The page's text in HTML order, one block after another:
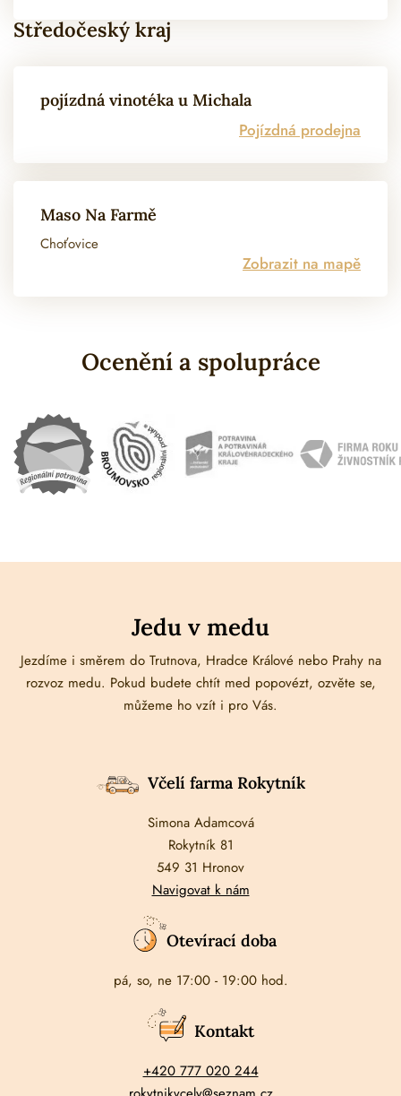
Středočeský kraj
pojízdná vinotéka u Michala
Pojízdná prodejna
Maso Na Farmě
Choťovice
Zobrazit na mapě
Ocenění a spolupráce
Jedu v medu
Jezdíme i směrem do Trutnova, Hradce Králové nebo Prahy na
rozvoz medu. Pokud budete chtít med popovézt, ozvěte se,
můžeme ho vzít i pro Vás.
Včelí farma Rokytník
Simona Adamcová
Rokytník 81
549 31 Hronov
Navigovat k nám
Otevírací doba
pá, so, ne 17:00 - 19:00 hod.
Kontakt
+420 777 020 244